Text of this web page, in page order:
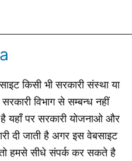
किसी भी सरकारी संस्था या
विभाग से सम्बन्ध नहीं
यहाँ पर सरकारी योजनाओ और
दी जाती है अगर इस वेबसाइट
हमसे सीधे संपर्क कर सकते है